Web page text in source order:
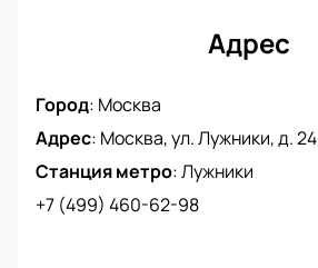
Адрес
Город: Москва
Адрес: Москва, ул. Лужники, д. 24
Станция метро:Лужники
+7 (499) 460-62-98